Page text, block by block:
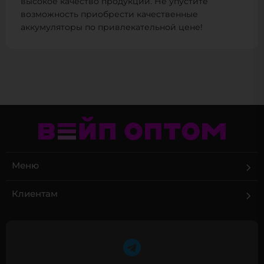
возможность приобрести качественные
аккумуляторы по привлекательной цене!
Клиентам
Меню